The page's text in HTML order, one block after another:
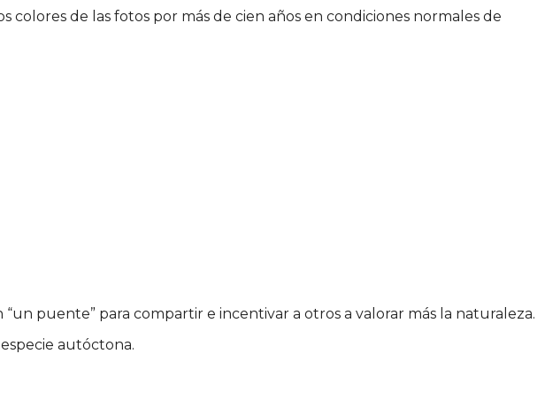
de las fotos por más de cien años en condiciones normales de
puente” para compartir e incentivar a otros a valorar más la naturaleza.
autóctona.